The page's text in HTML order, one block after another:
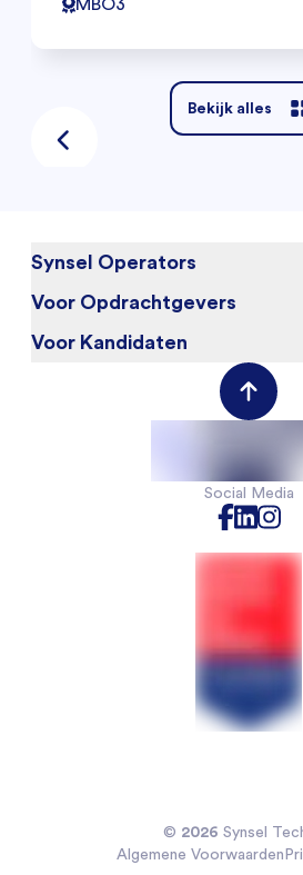
Bekijk alles
Synsel Operators
Over ons
Blog
Voor Opdrachtgevers
Waarom Synsel
Voor Kandidaten
Social Media
© 2026 Synsel
Algemene Voorwaarden